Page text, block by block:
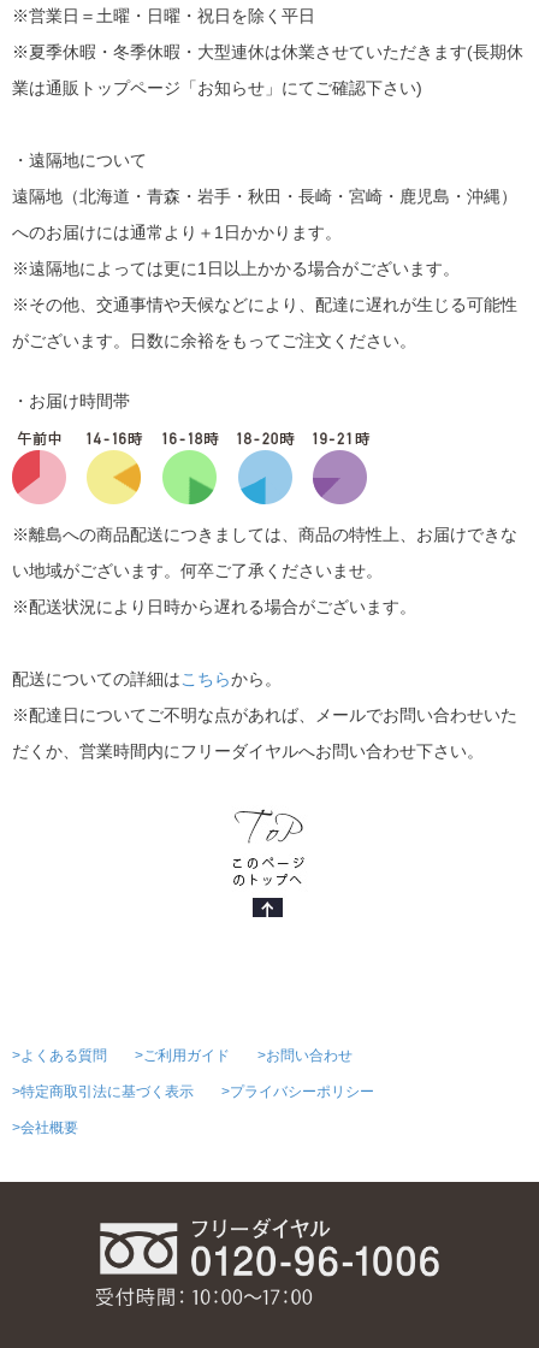
※営業日＝土曜・日曜・祝日を除く平日
※夏季休暇・冬季休暇・大型連休は休業させていただきます(長期休
業は通販トップページ「お知らせ」にてご確認下さい)
・遠隔地について
遠隔地（北海道・青森・岩手・秋田・長崎・宮崎・鹿児島・沖縄）
へのお届けには通常より＋1日かかります。
※遠隔地によっては更に1日以上かかる場合がございます。
※その他、交通事情や天候などにより、配達に遅れが生じる可能性
がございます。日数に余裕をもってご注文ください。
・お届け時間帯
※離島への商品配送につきましては、商品の特性上、お届けできな
い地域がございます。何卒ご了承くださいませ。
※配送状況により日時から遅れる場合がございます。
配送についての詳細はこちらから。
※配達日についてご不明な点があれば、メールでお問い合わせいた
だくか、営業時間内にフリーダイヤルへお問い合わせ下さい。
>よくある質問 >ご利用ガイド >お問い合わせ
>特定商取引法に基づく表示 >プライバシーポリシー
>会社概要